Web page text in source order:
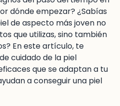
dónde empezar? ¿Sabías
de aspecto más joven no
que utilizas, sino también
En este artículo, te
cuidado de la piel
que se adaptan a tu
a conseguir una piel